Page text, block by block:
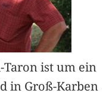
Taron ist um ein
in Groß-Karben